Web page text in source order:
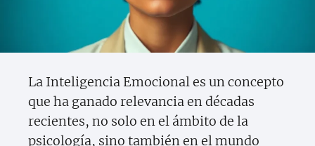
La Inteligencia Emocional es un concepto
que ha ganado relevancia en décadas
recientes, no solo en el ámbito de la
psicología, sino también en el mundo